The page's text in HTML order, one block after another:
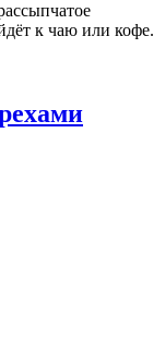
к чаю или кофе.